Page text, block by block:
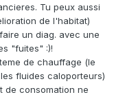
Tu peux aussi
de l'habitat)
un diag. avec une
"fuites" :)!
de chauffage (le
fluides caloporteurs)
de consomation ne